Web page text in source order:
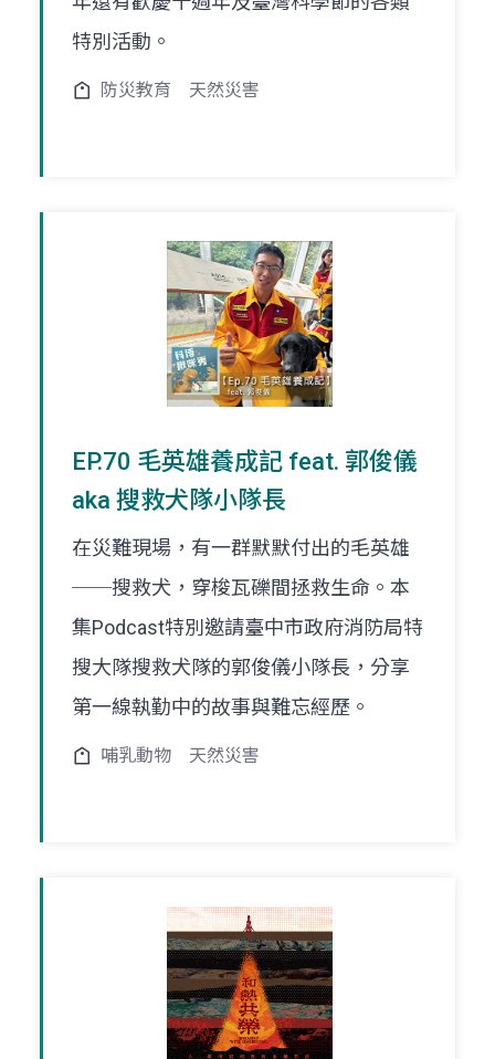
特別活動。
防災教育 天然災害
EP.70 毛英雄養成記 feat. 郭俊儀
aka 搜救犬隊小隊長
在災難現場，有一群默默付出的毛英雄
──搜救犬，穿梭瓦礫間拯救生命。本
集Podcast特別邀請臺中市政府消防局特
搜大隊搜救犬隊的郭俊儀小隊長，分享
第一線執勤中的故事與難忘經歷。
哺乳動物 天然災害